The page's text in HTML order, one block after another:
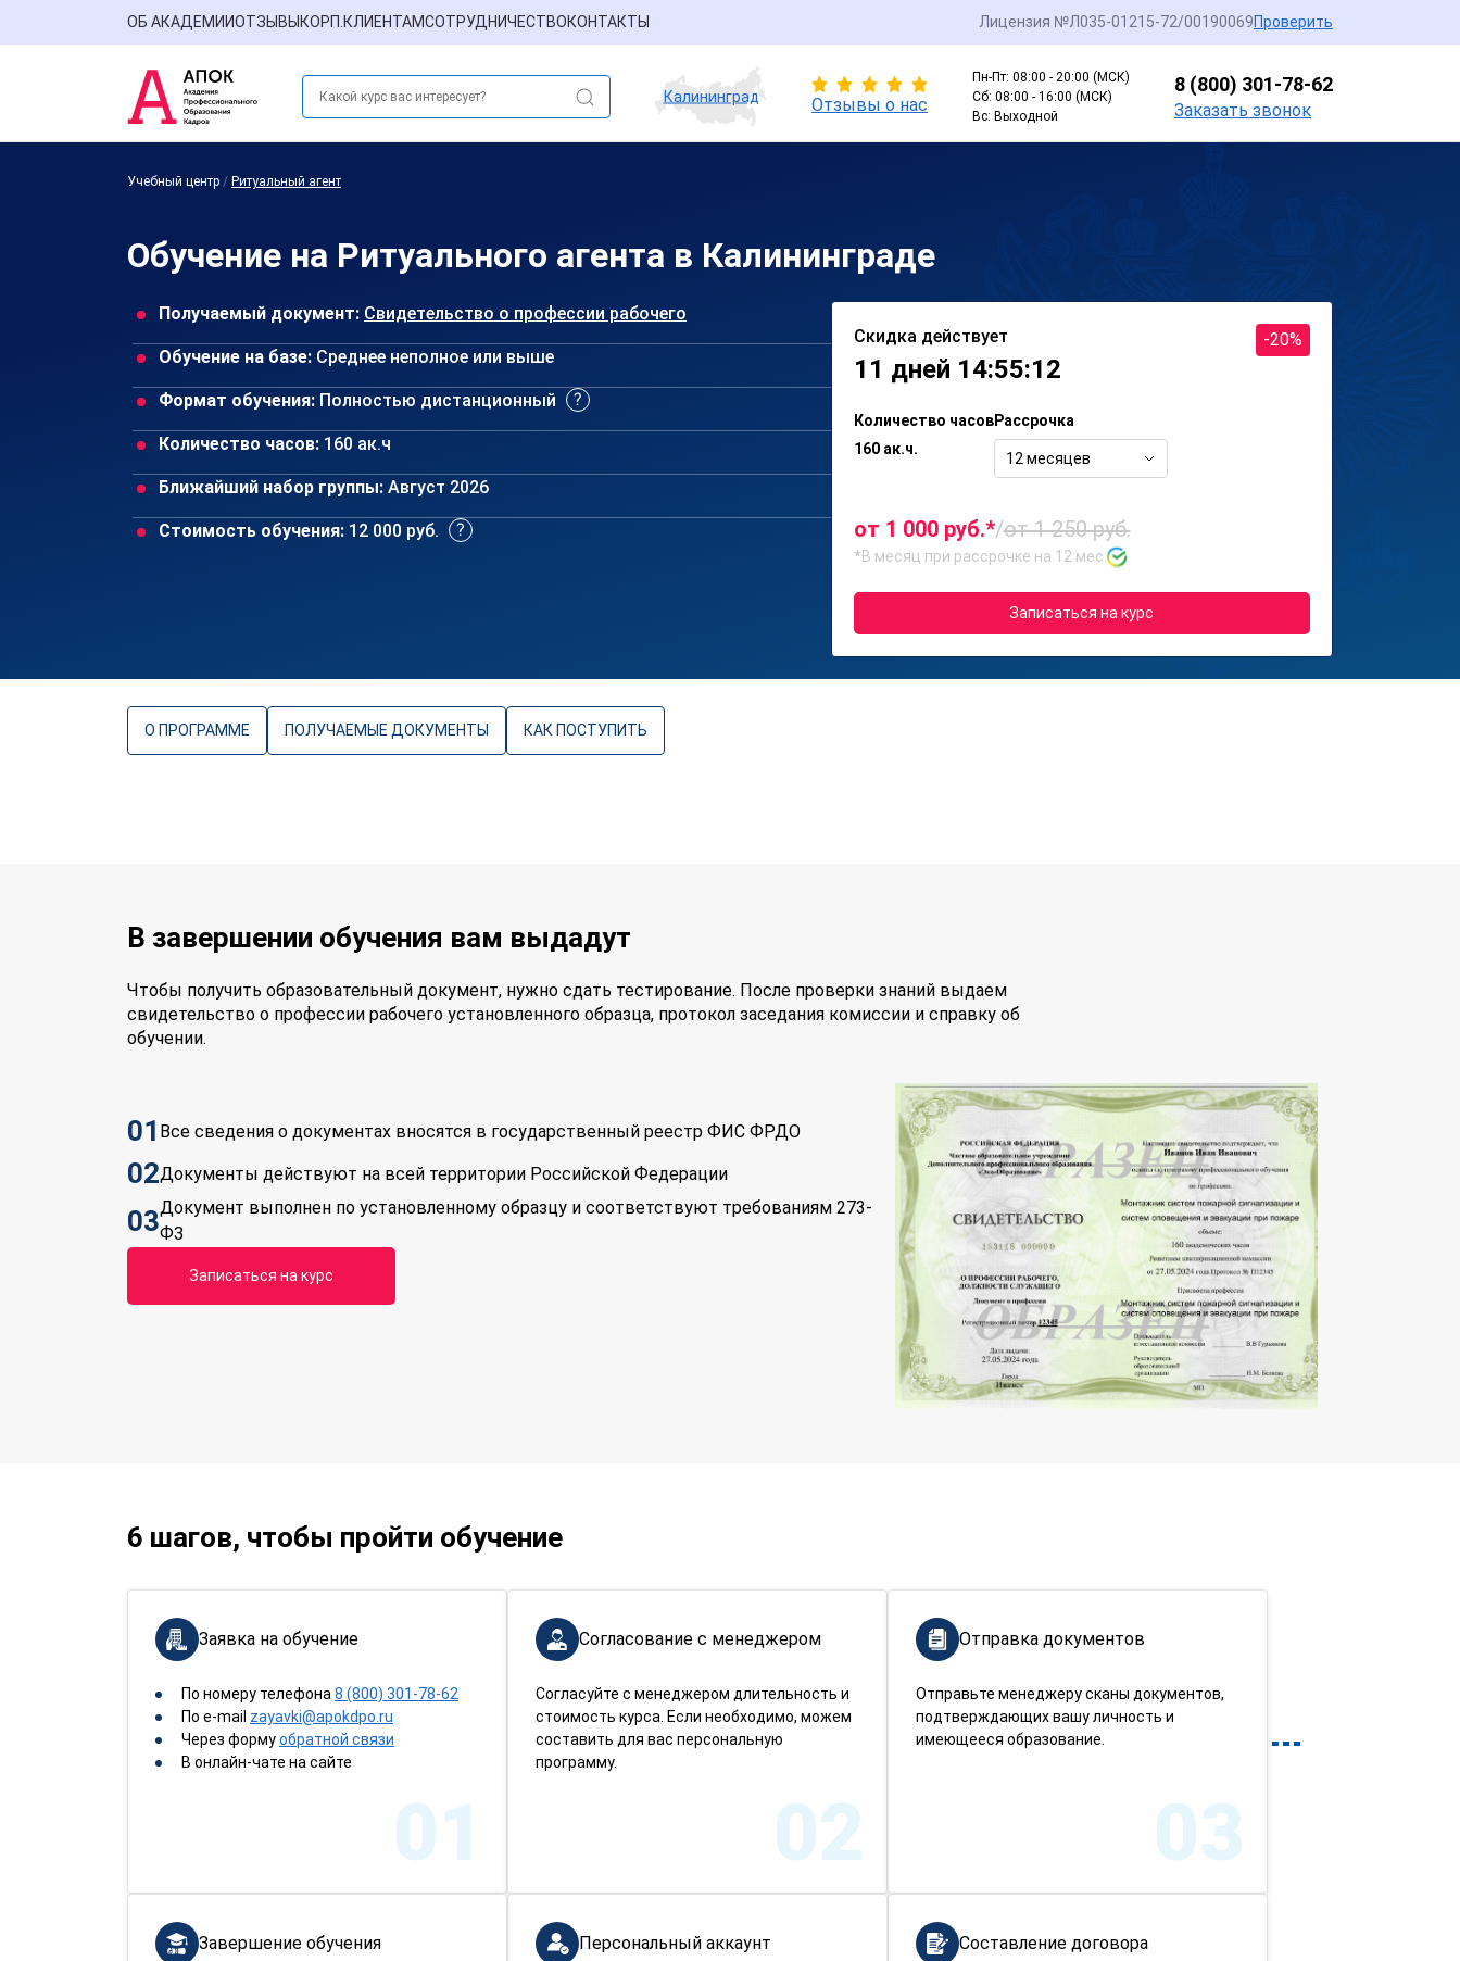
ОБ АКАДЕМИИОТЗЫВЫ КОРП.КЛИЕНТАМСОТРУДНИЧЕСТВОКОНТАКТЫ Лицензия №Л035-01215-72/00190069Проверить
Калининград Отзывы о нас
Пн-Пт: 08:00 - 20:00 (МСК)
Сб: 08:00 - 16:00 (МСК)
Вс: Выходной
8 (800) 301-78-62
Заказать звонок
Учебный центр / Ритуальный агент
Обучение на Ритуального агента в Калининграде
Получаемый документ: Свидетельство о профессии рабочего
Обучение на базе: Среднее неполное или выше
Формат обучения: Полностью дистанционный
Количество часов: 160 ак.ч
Ближайший набор группы: Август 2026
Стоимость обучения: 12 000 руб.
Скидка действует
11 дней 14:55:12
-20%
Количество часов
160 ак.ч.
Рассрочка
12 месяцев
от 1 000 руб.*/от 1 250 руб.
*В месяц при рассрочке на 12 мес.
Записаться на курс
О ПРОГРАММЕ ПОЛУЧАЕМЫЕ ДОКУМЕНТЫ КАК ПОСТУПИТЬ
В завершении обучения вам выдадут
Чтобы получить образовательный документ, нужно сдать тестирование. После проверки знаний выдаем
свидетельство о профессии рабочего установленного образца, протокол заседания комиссии и справку об
обучении.
01 Все сведения о документах вносятся в государственный реестр ФИС ФРДО
02Документы действуют на всей территории Российской Федерации
03Документ выполнен по установленному образцу и соответствуют требованиям 273-
ФЗ
Записаться на курс
6 шагов, чтобы пройти обучение
Заявка на обучение
По номеру телефона 8 (800) 301-78-62
По e-mail zayavki@apokdpo.ru
Через формуобратной связи
В онлайн-чате на сайте
01
Согласование с менеджером
Согласуйте с менеджером длительность и
стоимость курса. Если необходимо, можем
составить для вас персональную
программу.
02
Отправка документов
Отправьте менеджеру сканы документов,
подтверждающих вашу личность и
имеющееся образование.
03
Составление договора
Персональный аккаунт
Завершение обучения